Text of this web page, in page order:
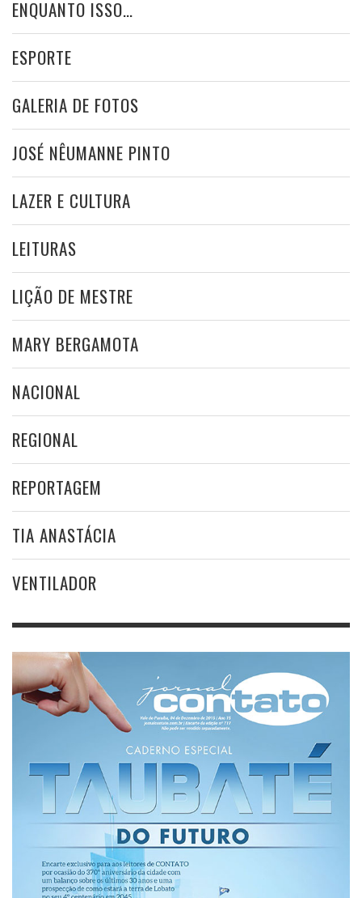
ENQUANTO ISSO…
ESPORTE
GALERIA DE FOTOS
JOSÉ NÊUMANNE PINTO
LAZER E CULTURA
LEITURAS
LIÇÃO DE MESTRE
MARY BERGAMOTA
NACIONAL
REGIONAL
REPORTAGEM
TIA ANASTÁCIA
VENTILADOR